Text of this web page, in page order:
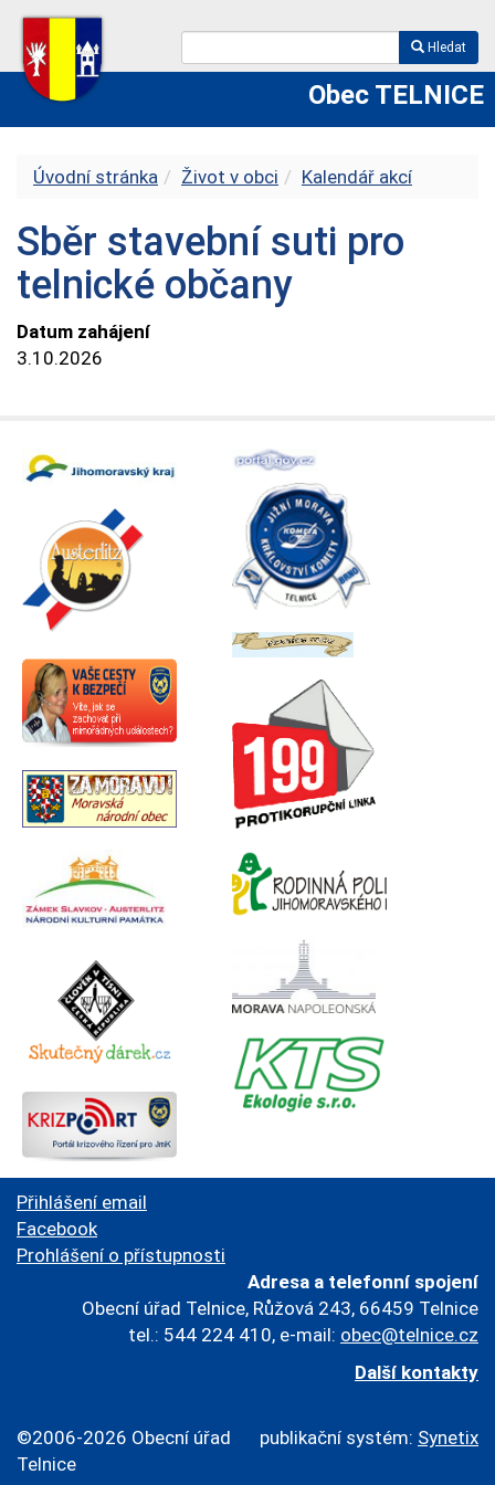
Hledat
Obec TELNICE
Úvodní stránka Život v obci Kalendář akcí
Sběr stavební suti pro
telnické občany
Datum zahájení
3.10.2026
Přihlášení email
Facebook
Prohlášení o přístupnosti
Adresa a telefonní spojení
Obecní úřad Telnice, Růžová 243, 66459 Telnice
tel.: 544 224 410, e-mail: obec@telnice.cz
Další kontakty
publikační systém: Synetix
©2006-2026 Obecní úřad
Telnice